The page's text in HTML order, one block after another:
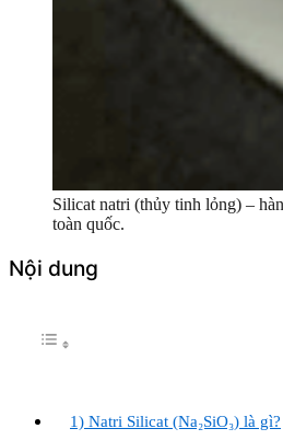
Silicat natri (thủy tinh lỏng) –
toàn quốc.
Nội dung
1) Natri Silicat (Na₂SiO₃) là gì?